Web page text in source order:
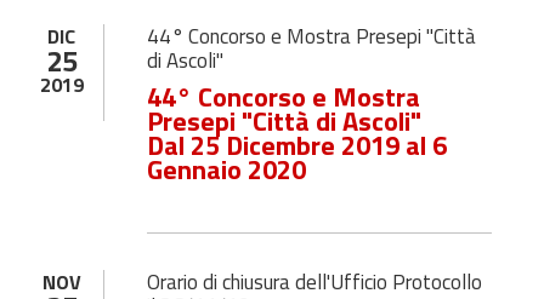
DIC
25
2019
44° Concorso e Mostra Presepi "Città
di Ascoli"
44° Concorso e Mostra
Presepi "Città di Ascoli"
Dal 25 Dicembre 2019 al 6
Gennaio 2020
NOV Orario di chiusura dell'Ufficio Protocollo